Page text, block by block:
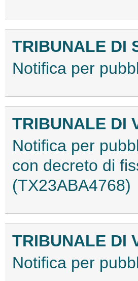
TRIBUNALE DI
Notifica per
TRIBUNALE DI
Notifica per
con decreto di
(TX23ABA4768)
TRIBUNALE DI
Notifica per